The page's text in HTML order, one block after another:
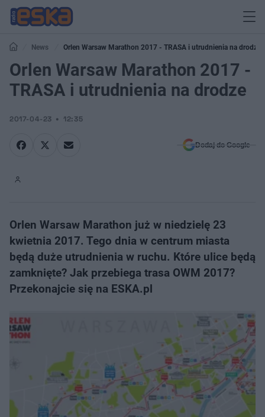
News Orlen Warsaw Marathon 2017 - TRASA i utrudnienia na drodze
Orlen Warsaw Marathon 2017 -
TRASA i utrudnienia na drodze
2017-04-23 12:35
Dodaj do Google
Orlen Warsaw Marathon już w niedzielę 23
kwietnia 2017. Tego dnia w centrum miasta
będą duże utrudnienia w ruchu. Które ulice będą
zamknięte? Jak przebiega trasa OWM 2017?
Przekonajcie się na ESKA.pl